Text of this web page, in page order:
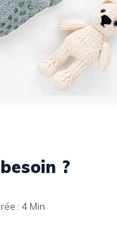
?
: 4 Min